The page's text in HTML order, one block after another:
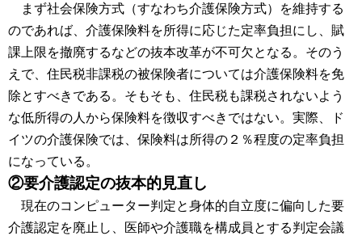
まず社会保険方式（すなわち介護保険方式）を維持する
のであれば、介護保険料を所得に応じた定率負担にし、賦
課上限を撤廃するなどの抜本改革が不可欠となる。そのう
えで、住民税非課税の被保険者については介護保険料を免
除とすべきである。そもそも、住民税も課税されないよう
な低所得の人から保険料を徴収すべきではない。実際、ド
イツの介護保険では、保険料は所得の２％程度の定率負担
になっている。
②要介護認定の抜本的見直し
現在のコンピューター判定と身体的自立度に偏向した要
介護認定を廃止し、医師や介護職を構成員とする判定会議